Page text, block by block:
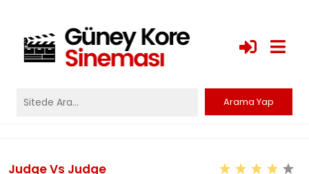
Judge Vs Judge